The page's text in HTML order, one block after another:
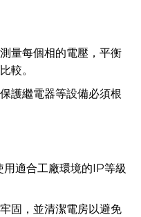
量每個相的電壓，平衡
較。
護繼電器等設備必須根
用適合工廠環境的IP等級
固，並清潔電房以避免